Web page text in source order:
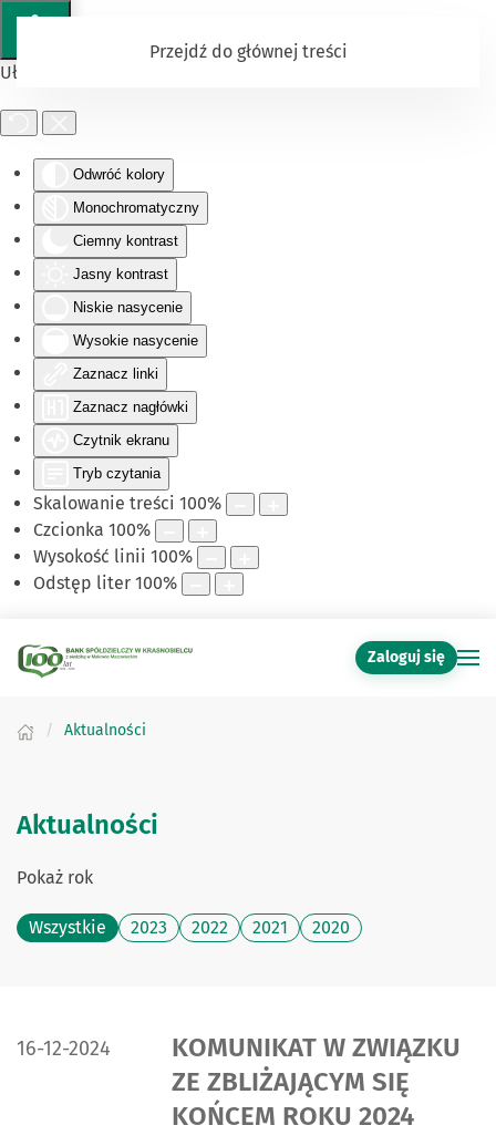
Ułatwienia dostępu
Odwróć kolory
Monochromatyczny
Ciemny kontrast
Jasny kontrast
Niskie nasycenie
Wysokie nasycenie
Zaznacz linki
Zaznacz nagłówki
Czytnik ekranu
Tryb czytania
Skalowanie treści 100%
Czcionka 100%
Wysokość linii 100%
Odstęp liter 100%
Przejdź do głównej treści
Zaloguj się
Aktualności
Aktualności
Pokaż rok
Wszystkie 2023 2022 2021 2020
DATA PUBLIKACJI:
16-12-2024
KOMUNIKAT W ZWIĄZKU
ZE ZBLIŻAJĄCYM SIĘ
KOŃCEM ROKU 2024